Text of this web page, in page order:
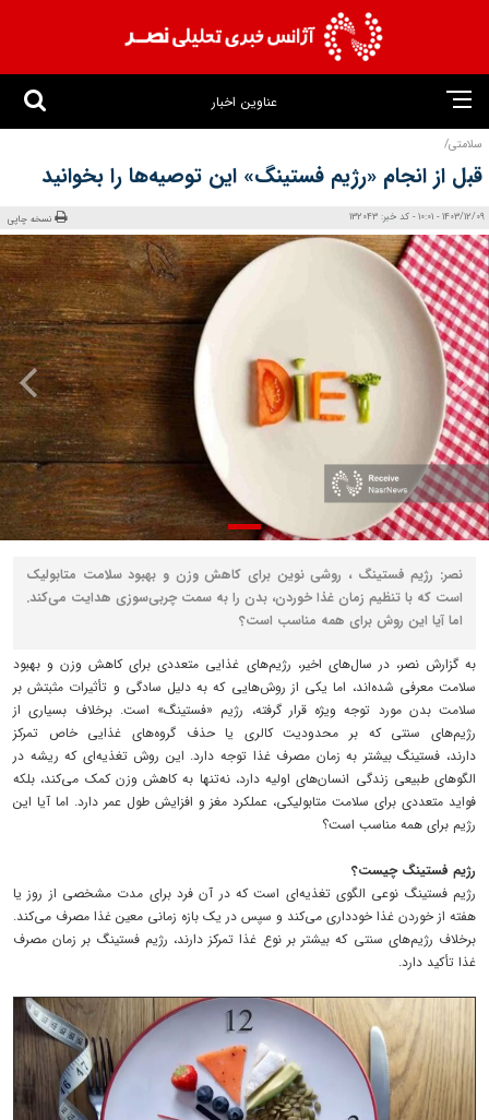
عناوین اخبار
سلامتی/
قبل از انجام «رژیم فستینگ» این توصیه‌ها را بخوانید
1403/12/09 - 10:01 - کد خبر: 132043 نسخه چاپی
نصر: رژیم فستینگ ، روشی نوین برای کاهش وزن و بهبود سلامت متابولیک
است که با تنظیم زمان غذا خوردن، بدن را به سمت چربی‌سوزی هدایت می‌کند.
اما آیا این روش برای همه مناسب است؟
به گزارش نصر، در سال‌های اخیر، رژیم‌های غذایی متعددی برای کاهش وزن و بهبود
سلامت معرفی شده‌اند، اما یکی از روش‌هایی که به دلیل سادگی و تأثیرات مثبتش بر
سلامت بدن مورد توجه ویژه قرار گرفته، رژیم «فستینگ» است. برخلاف بسیاری از
رژیم‌های سنتی که بر محدودیت کالری یا حذف گروه‌های غذایی خاص تمرکز
دارند، فستینگ بیشتر به زمان مصرف غذا توجه دارد. این روش تغذیه‌ای که ریشه در
الگوهای طبیعی زندگی انسان‌های اولیه دارد، نه‌تنها به کاهش وزن کمک می‌کند، بلکه
فواید متعددی برای سلامت متابولیکی، عملکرد مغز و افزایش طول عمر دارد. اما آیا این
رژیم برای همه مناسب است؟
رژیم فستینگ چیست؟
رژیم فستینگ نوعی الگوی تغذیه‌ای است که در آن فرد برای مدت مشخصی از روز یا
هفته از خوردن غذا خودداری می‌کند و سپس در یک بازه زمانی معین غذا مصرف می‌کند.
برخلاف رژیم‌های سنتی که بیشتر بر نوع غذا تمرکز دارند، رژیم فستینگ بر زمان مصرف
غذا تأکید دارد.